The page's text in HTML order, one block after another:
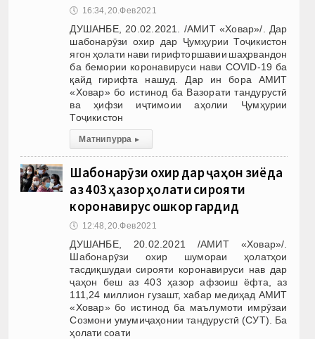
🕔 16:34, 20.Фев 2021
ДУШАНБЕ, 20.02.2021. /АМИТ «Ховар»/. Дар
шабонарӯзи охир дар Ҷумҳурии Тоҷикистон
ягон ҳолати нави гирифторшавии шаҳрвандон
ба бемории коронавируси нави COVID-19 ба
қайд гирифта нашуд. Дар ин бора АМИТ
«Ховар» бо истинод ба Вазорати тандурустӣ
ва ҳифзи иҷтимоии аҳолии Ҷумҳурии
Тоҷикистон
Матни пурра ▸
Шабонарӯзи охир дар ҷаҳон зиёда
аз 403 ҳазор ҳолати сирояти
коронавирус ошкор гардид
🕔 12:48, 20.Фев 2021
ДУШАНБЕ, 20.02.2021 /АМИТ «Ховар»/.
Шабонарӯзи охир шумораи ҳолатҳои
тасдиқшудаи сирояти коронавируси нав дар
ҷаҳон беш аз 403 ҳазор афзоиш ёфта, аз
111,24 миллион гузашт, хабар медиҳад АМИТ
«Ховар» бо истинод ба маълумоти имрӯзаи
Созмони умумиҷаҳонии тандурустӣ (СУТ). Ба
ҳолати соати